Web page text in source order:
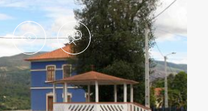
Protegida da Arriba Fóssil da
Natural do Cabo Mondego
Natural das Portas de Ródão